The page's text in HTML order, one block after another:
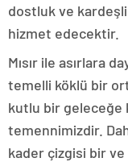
dostluk ve
hizmet edecektir.
Mısır ile asırlara
temelli köklü bir
kutlu bir geleceğe
temennimizdir.
kader çizgisi bir ve